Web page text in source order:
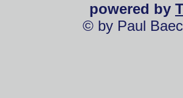
powered by
© by Paul